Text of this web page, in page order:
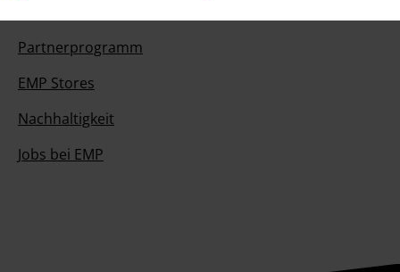
Partnerprogramm
EMP Stores
Nachhaltigkeit
Jobs bei EMP